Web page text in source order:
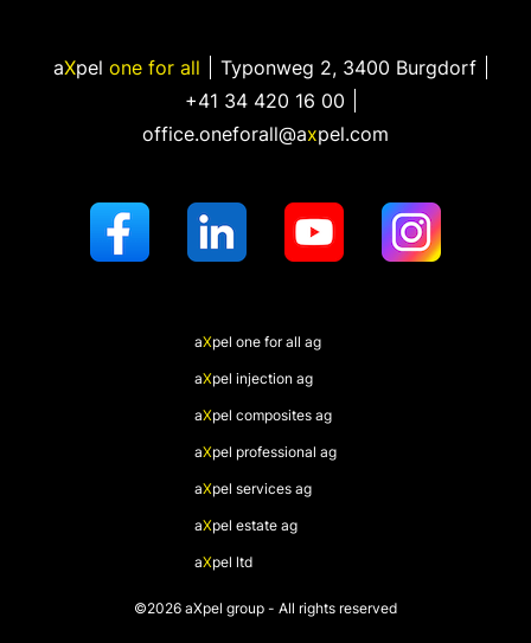
aXpel one for all Typonweg 2, 3400 Burgdorf
+41 34 420 16 00
office.oneforall@axpel.com
aXpel one for all ag
aXpel injection ag
aXpel composites ag
aXpel professional ag
aXpel services ag
aXpel estate ag
aXpel ltd
©2026 aXpel group - All rights reserved